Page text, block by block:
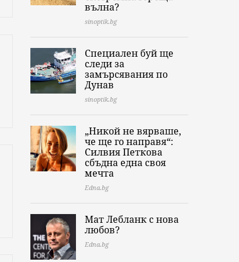
вълна?
sinoptik.bg
Специален буй ще
следи за
замърсявания по
Дунав
sinoptik.bg
„Никой не вярваше,
че ще го направя“:
Силвия Петкова
сбъдна една своя
мечта
Edna.bg
Мат Лебланк с нова
любов?
Edna.bg